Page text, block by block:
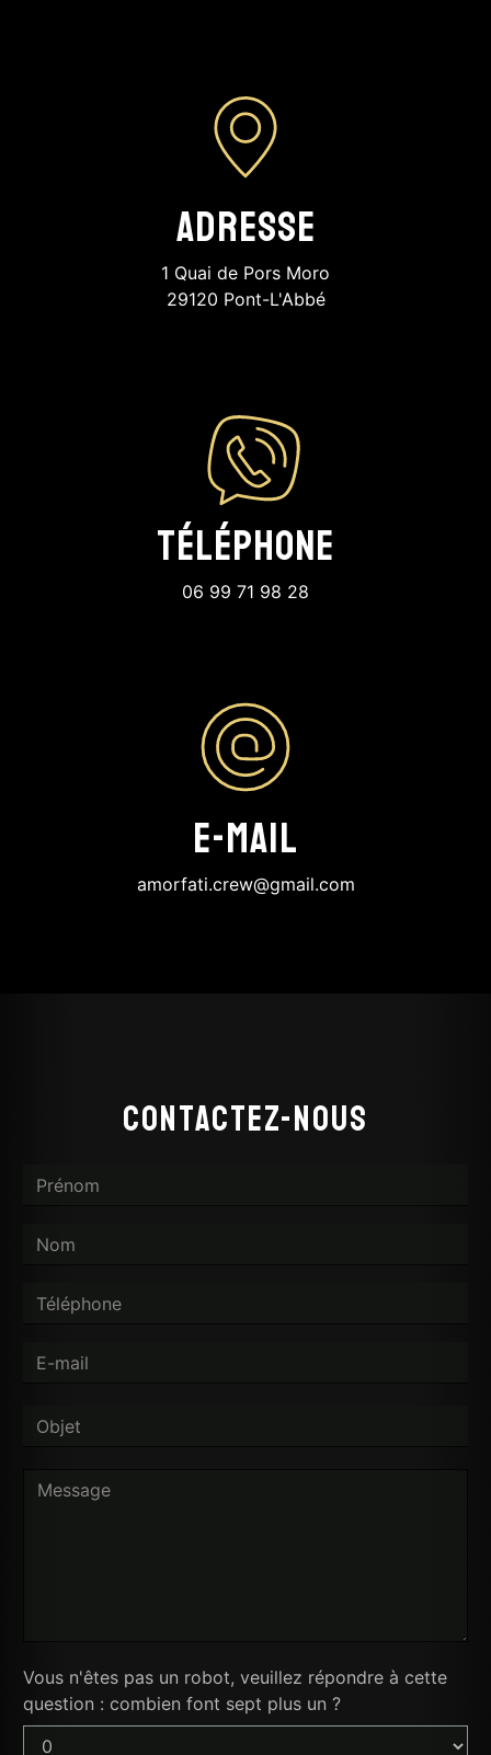
Adresse
1 Quai de Pors Moro
29120 Pont-L'Abbé
Téléphone
06 99 71 98 28
E-mail
amorfati.crew@gmail.com
Contactez-nous
Vous n'êtes pas un robot, veuillez répondre à cette
question : combien font sept plus un ?